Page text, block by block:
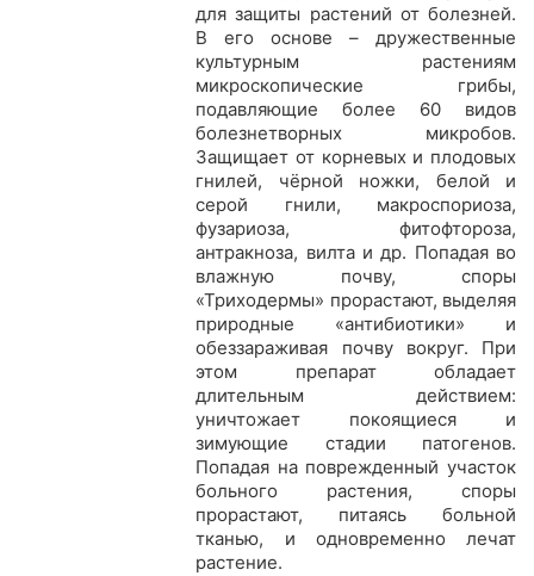
для защиты растений от болезней.
В его основе – дружественные
культурным растениям
микроскопические грибы,
подавляющие более 60 видов
болезнетворных микробов.
Защищает от корневых и плодовых
гнилей, чёрной ножки, белой и
серой гнили, макроспориоза,
фузариоза, фитофтороза,
антракноза, вилта и др. Попадая во
влажную почву, споры
«Триходермы» прорастают, выделяя
природные «антибиотики» и
обеззараживая почву вокруг. При
этом препарат обладает
длительным действием:
уничтожает покоящиеся и
зимующие стадии патогенов.
Попадая на поврежденный участок
больного растения, споры
прорастают, питаясь больной
тканью, и одновременно лечат
растение.